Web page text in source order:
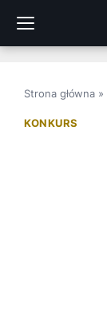
treści
Strona główna »
KONKURS